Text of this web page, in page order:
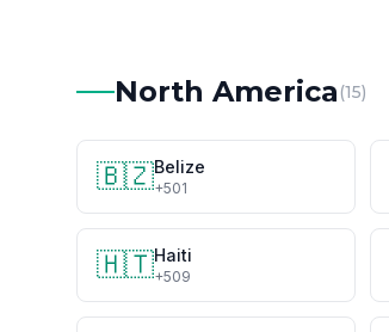
North America(15)
🇧🇿Belize
+501
🇭🇹Haiti
+509